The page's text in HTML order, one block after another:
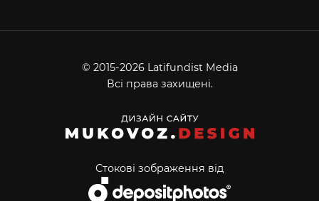
© 2015-2026 Latifundist Media
Всі права захищені.
Стокові зображення від